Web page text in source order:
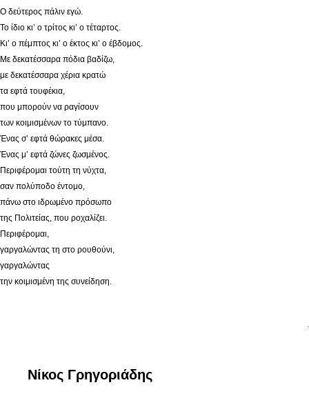
Ο δεύτερος πάλιν εγώ.
Το ίδιο κι’ ο τρίτος κι’ ο τέταρτος.
Κι’ ο πέμπτος κι’ ο έκτος κι’ ο έβδομος.
Με δεκατέσσαρα πόδια βαδίζω,
με δεκατέσσαρα χέρια κρατώ
τα εφτά τουφέκια,
που μπορούν να ραγίσουν
των κοιμισμένων το τύμπανο.
Ένας σ’ εφτά θώρακες μέσα.
Ένας μ’ εφτά ζώνες ζωσμένος.
Περιφέρομαι τούτη τη νύχτα,
σαν πολύποδο έντομο,
πάνω στο ιδρωμένο πρόσωπο
της Πολιτείας, που ροχαλίζει.
Περιφέρομαι,
γαργαλώντας τη στο ρουθούνι,
γαργαλώντας
την κοιμισμένη της συνείδηση.
Νίκος Γρηγοριάδης